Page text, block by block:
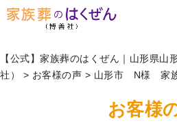
【公式】家族葬のはくぜん｜山形県山
社）
> お客様の声 > 山形市 N様 家
お客様